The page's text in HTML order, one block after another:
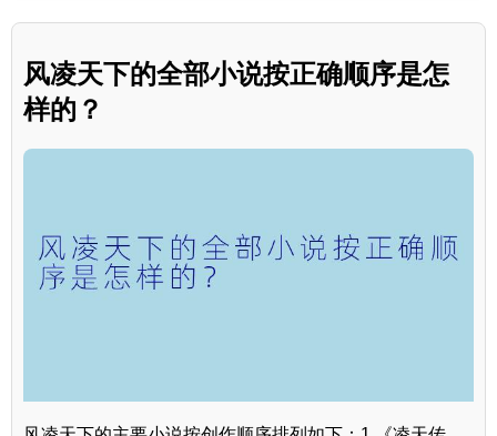
风凌天下的全部小说按正确顺序是怎
样的？